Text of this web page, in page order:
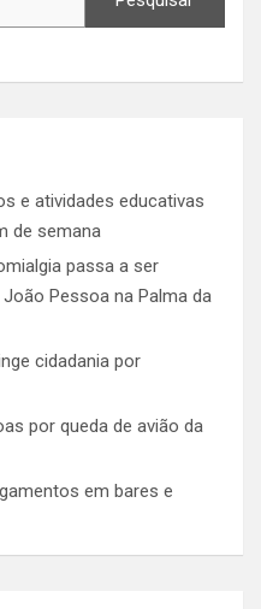
e atividades educativas
de semana
passa a ser
Pessoa na Palma da
cidadania por
por queda de avião da
em bares e